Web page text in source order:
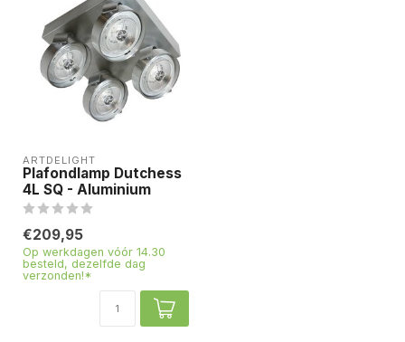
ARTDELIGHT
Plafondlamp Dutchess
4L SQ - Aluminium
€209,95
Op werkdagen vóór 14.30
besteld, dezelfde dag
verzonden!*